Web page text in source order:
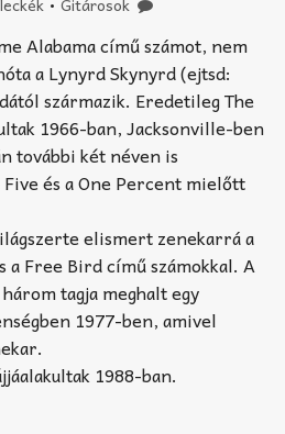
Alabama című számot, nem
a Lynyrd Skynyrd (ejtsd:
származik. Eredetileg The
1966-ban, Jacksonville-ben
további két néven is
és a One Percent mielőtt
elismert zenekarrá a
a Free Bird című számokkal. A
tagja meghalt egy
1977-ben, amivel
1988-ban.